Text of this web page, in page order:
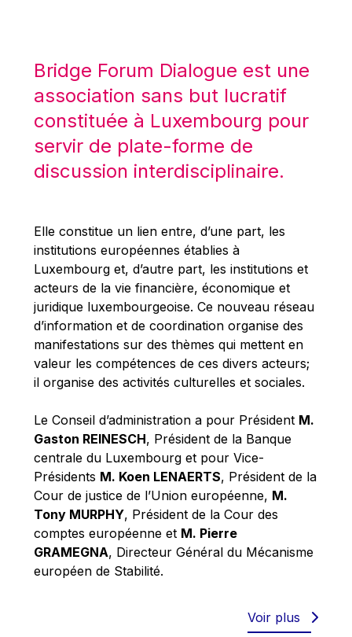
Mario Centeno
Mario Monti
Maroš ŠEFČOVIČ
Martin Bailey
Martine Reicherts
Michael Sohlman
Michel Goedert
Mireille Delmas-Marty
Nobuo Tanaka
Otmar Issing
Paolo Mengozzi
Paschal Donohoe
Pat Cox
Patrizia Nanz
Philippe Maystadt
Pierre Gramegna
Richard Pelly
Robert Goebbels
Robert REYNDERS
Bridge Forum Dialogue est une
association sans but lucratif
constituée à Luxembourg pour
servir de plate-forme de
discussion interdisciplinaire.
Elle constitue un lien entre, d’une part, les
institutions européennes établies à
Luxembourg et, d’autre part, les institutions et
acteurs de la vie financière, économique et
juridique luxembourgeoise. Ce nouveau réseau
d’information et de coordination organise des
manifestations sur des thèmes qui mettent en
valeur les compétences de ces divers acteurs;
il organise des activités culturelles et sociales.
Le Conseil d’administration a pour Président M.
Gaston REINESCH, Président de la Banque
centrale du Luxembourg et pour Vice-
Présidents M. Koen LENAERTS, Président de la
Cour de justice de l’Union européenne, M.
Tony MURPHY, Président de la Cour des
comptes européenne et M. Pierre
GRAMEGNA, Directeur Général du Mécanisme
européen de Stabilité.
Voir plus